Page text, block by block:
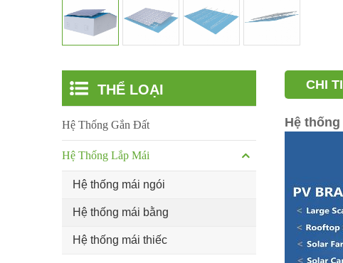
CHI
Hệ
THỂ LOẠI
Hệ Thống Gắn Đất
Hệ Thống Lắp Mái
Hệ thống mái ngói
Hệ thống mái bằng
Hệ thống mái thiếc